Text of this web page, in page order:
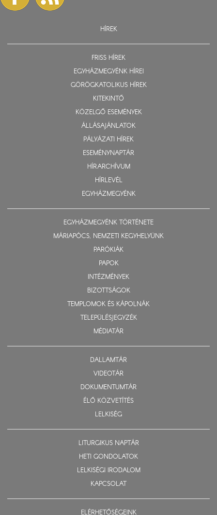
HÍREK
FRISS HÍREK
EGYHÁZMEGYÉNK HÍREI
GÖRÖGKATOLIKUS HÍREK
KITEKINTŐ
KÖZELGŐ ESEMÉNYEK
ÁLLÁSAJÁNLATOK
PÁLYÁZATI HÍREK
ESEMÉNYNAPTÁR
HÍRARCHÍVUM
HÍRLEVÉL
EGYHÁZMEGYÉNK
EGYHÁZMEGYÉNK TÖRTÉNETE
MÁRIAPÓCS, NEMZETI KEGYHELYÜNK
PARÓKIÁK
PAPOK
INTÉZMÉNYEK
BIZOTTSÁGOK
TEMPLOMOK ÉS KÁPOLNÁK
TELEPÜLÉSJEGYZÉK
MÉDIATÁR
DALLAMTÁR
VIDEOTÁR
DOKUMENTUMTÁR
ÉLŐ KÖZVETÍTÉS
LELKISÉG
LITURGIKUS NAPTÁR
HETI GONDOLATOK
LELKISÉGI IRODALOM
KAPCSOLAT
ELÉRHETŐSÉGEINK